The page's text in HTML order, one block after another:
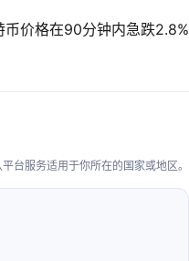
价格在90分钟内急跌2.8%
台服务适用于你所在的国家或地区。